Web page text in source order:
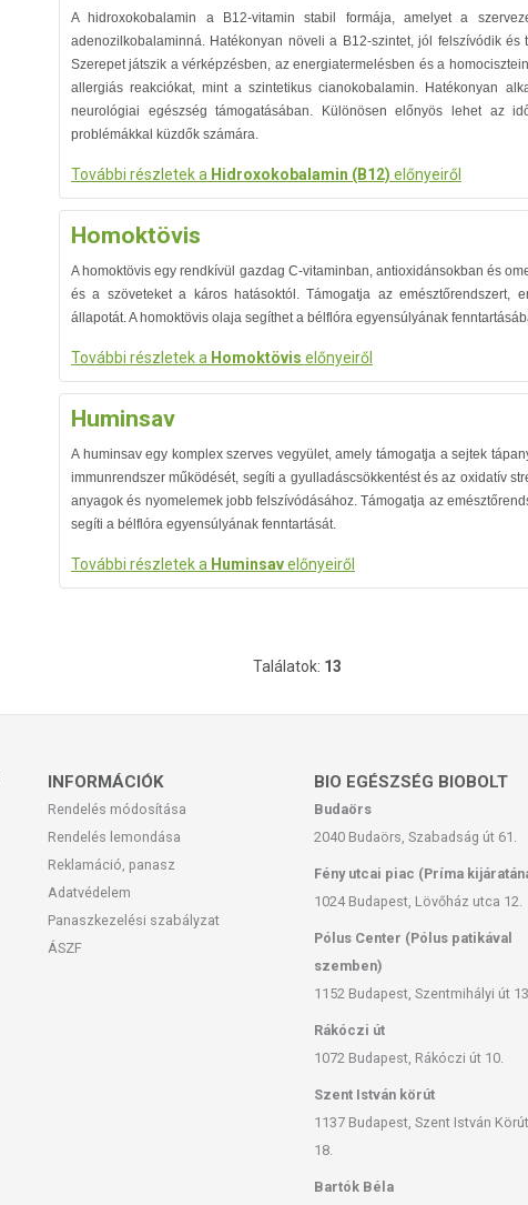
A hidroxokobalamin a B12-vitamin stabil formája, amelyet a
adenozilkobalaminná. Hatékonyan növeli a B12-szintet, jól felszívódik és
Szerepet játszik a vérképzésben, az energiatermelésben és a
allergiás reakciókat, mint a szintetikus cianokobalamin. Hatékonyan
neurológiai egészség támogatásában. Különösen előnyös lehet az
problémákkal küzdők számára.
További részletek a Hidroxokobalamin (B12) előnyeiről
Homoktövis
A homoktövis egy rendkívül gazdag C-vitaminban, antioxidánsokban és
és a szöveteket a káros hatásoktól. Támogatja az emésztőrendszert,
állapotát. A homoktövis olaja segíthet a bélflóra egyensúlyának
További részletek a Homoktövis előnyeiről
Huminsav
A huminsav egy komplex szerves vegyület, amely támogatja a sejtek
immunrendszer működését, segíti a gyulladáscsökkentést és az oxidatív
anyagok és nyomelemek jobb felszívódásához. Támogatja az
segíti a bélflóra egyensúlyának fenntartását.
További részletek a Huminsavelőnyeiről
Találatok: 13
INFORMÁCIÓK
Rendelés módosítása
Rendelés lemondása
Reklamáció, panasz
Adatvédelem
Panaszkezelési szabályzat
ÁSZF
BIO EGÉSZSÉG BIOBOLT
Budaörs
2040 Budaörs, Szabadság út 61.
Fény utcai piac (Príma
1024 Budapest, Lövőház utca 12.
Pólus Center (Pólus patikával
szemben)
1152 Budapest, Szentmihályi út
Rákóczi út
1072 Budapest, Rákóczi út 10.
Szent István körút
1137 Budapest, Szent István Körút
18.
Bartók Béla